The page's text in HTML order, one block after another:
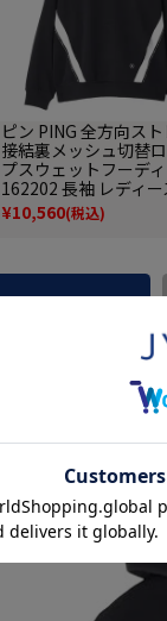
ピン PING 全方向ス
接結裏メッシュ切替
プスウェットフーデ
162202 長袖 レディ
フウェア 2026春夏モ
本正規品
¥10,560(税込)